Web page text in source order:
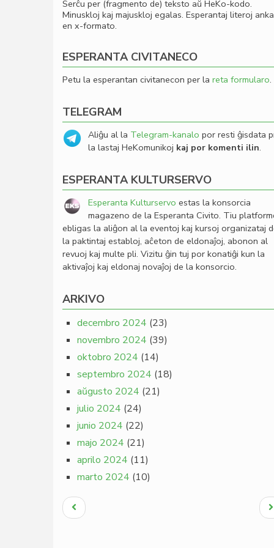
Serĉu per (fragmento de) teksto aŭ HeKo-kodo.
Minuskloj kaj majuskloj egalas. Esperantaj literoj
en x-formato.
ESPERANTA CIVITANECO
Petu la esperantan civitanecon per la reta formularo.
TELEGRAM
Aliĝu al la Telegram-kanalo por resti ĝisdata
la lastaj HeKomunikoj kaj por komenti ilin.
ESPERANTA KULTURSERVO
Esperanta Kulturservo estas la konsorcia
magazeno de la Esperanta Civito. Tiu
ebligas la aliĝon al la eventoj kaj kursoj organizataj
la paktintaj establoj, aĉeton de eldonaĵoj, abonon al
revuoj kaj multe pli. Vizitu ĝin tuj por konatiĝi kun la
aktivaĵoj kaj eldonaj novaĵoj de la konsorcio.
ARKIVO
decembro 2024 (23)
novembro 2024 (39)
oktobro 2024 (14)
septembro 2024 (18)
aŭgusto 2024 (21)
julio 2024 (24)
junio 2024 (22)
majo 2024 (21)
aprilo 2024 (11)
marto 2024 (10)
Pagination
Antaŭa
paĝo